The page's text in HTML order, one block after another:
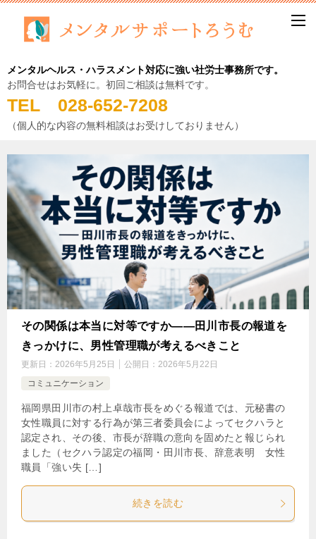
メンタルヘルス・ハラスメント対応に強い社労士事務所です。
お問合せはお気軽に。初回ご相談は無料です。
TEL 028-652-7208
（個人的な内容の無料相談はお受けしておりません）
ロ
その関係は本当に対等ですか――田川市長の報道を
きっかけに、男性管理職が考えるべきこと
更新日： 2026年5月25日 公開日： 2026年5月22日
コミュニケーション
福岡県田川市の村上卓哉市長をめぐる報道では、元秘書の
女性職員に対する行為が第三者委員会によってセクハラと
認定され、その後、市長が辞職の意向を固めたと報じられ
ました（セクハラ認定の福岡・田川市長、辞意表明 女性
職員「強い失 […]
続きを読む